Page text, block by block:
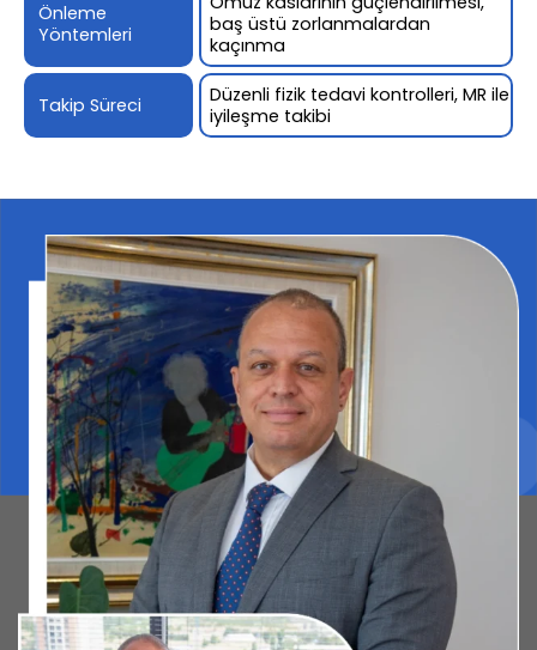
Önleme
Yöntemleri
baş üstü zorlanmalardan
kaçınma
Takip Süreci
Düzenli fizik tedavi kontrolleri, MR ile
iyileşme takibi